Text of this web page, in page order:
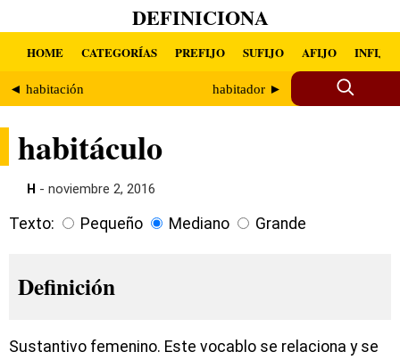
DEFINICIONA
HOME CATEGORÍAS PREFIJO SUFIJO AFIJO INFIJO
◄ habitación habitador ►
habitáculo
H - noviembre 2, 2016
Texto: Pequeño Mediano Grande
Definición
Sustantivo femenino. Este vocablo se relaciona y se